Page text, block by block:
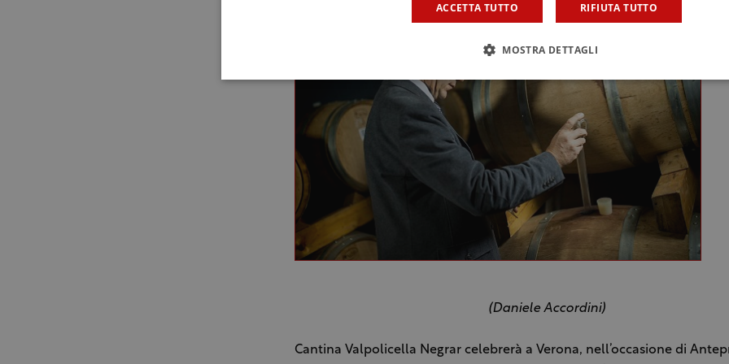
(Daniele Accordini)
Cantina Valpolicella Negrar celebrerà a Verona, nell’occasione di
ACCETTA TUTTO RIFIUTA TUTTO
MOSTRA DETTAGLI